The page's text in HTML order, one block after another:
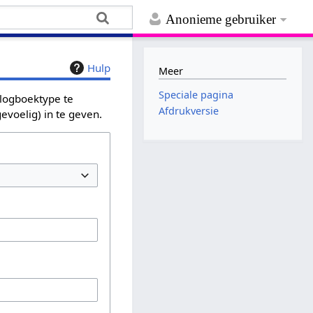
Anonieme gebruiker
Hulp
te
in te geven.
Meer
Speciale pagina
Afdrukversie